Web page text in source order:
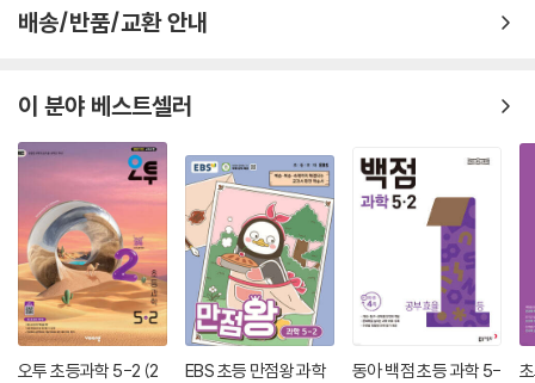
배송/반품/교환 안내
이 분야 베스트셀러
오투 초등과학 5-2 (2
EBS 초등 만점왕 과학
동아 백점 초등 과학 5-